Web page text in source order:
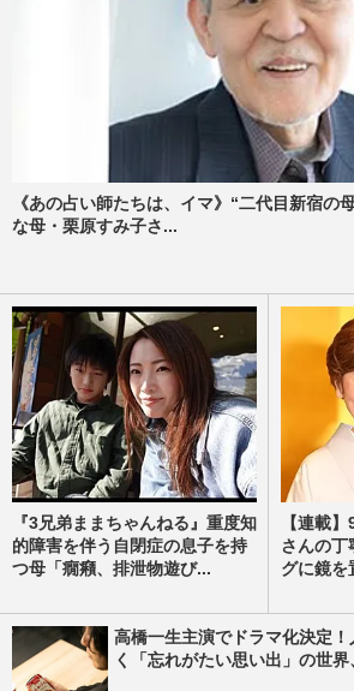
《あの占い師たちは、イマ》“二代目新宿の
な母・栗原すみ子さ...
『3兄弟ままちゃんねる』重度知
的障害を伴う自閉症の息子を持
つ母「癇癪、排泄物遊び...
【連載
さんの丁
グに鏡を
高橋一生主演でドラマ化決定
く「忘れがたい思い出」の世界